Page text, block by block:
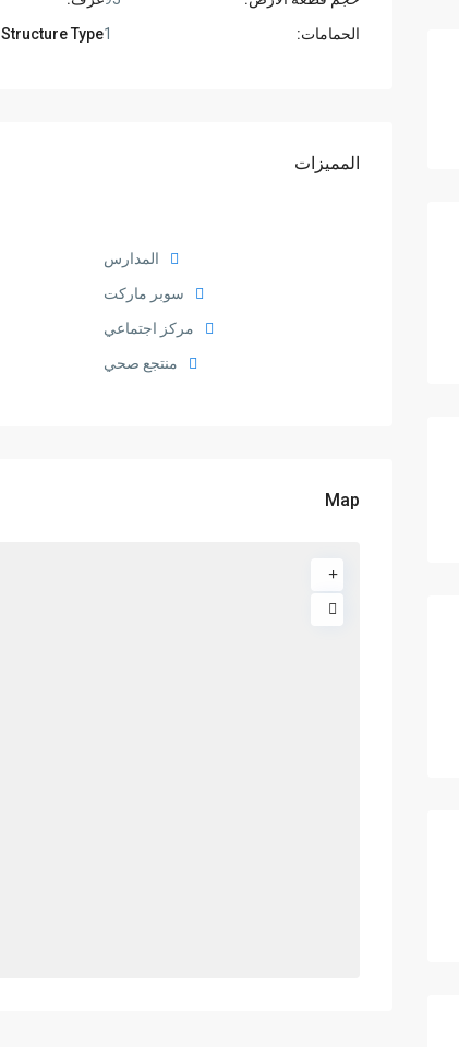
الحمامات:
1
Structure Type:
المميزات
المدارس
سوبر ماركت
مركز اجتماعي
منتجع صحي
Map